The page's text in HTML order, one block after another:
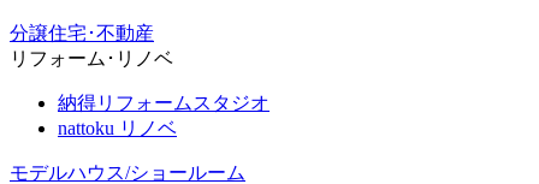
分譲住宅･不動産
リフォーム･リノベ
納得リフォームスタジオ
nattoku リノベ
モデルハウス/ショールーム